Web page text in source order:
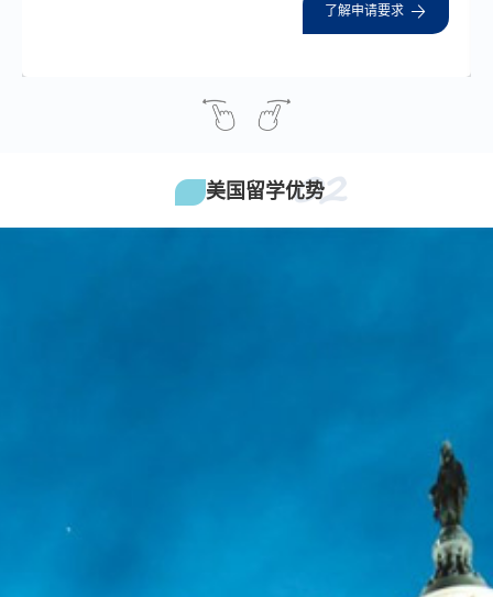
了解申请要求
美国留学优势
02